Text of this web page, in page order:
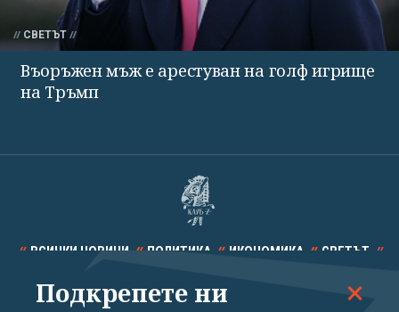
СВЕТЪТ
Въоръжен мъж е арестуван на голф игрище
на Тръмп
ВСИЧКИ НОВИНИ ПОЛИТИКА ИКОНОМИКА СВЕТЪТ
СПОРТ КУЛТУРА ТЕХНОЛОГИИ КАЛЕЙДОСКОП
Подкрепете ни